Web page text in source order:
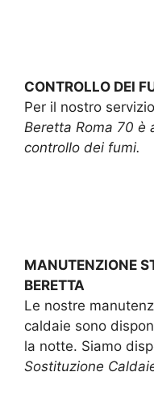
CONTROLLO DEI
Per il nostro
Beretta Roma 70 è
controllo dei fumi.
MANUTENZIONE
BERETTA
Le nostre
caldaie sono
la notte. Siamo
Sostituzione